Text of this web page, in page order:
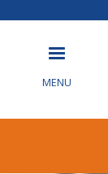
MENU